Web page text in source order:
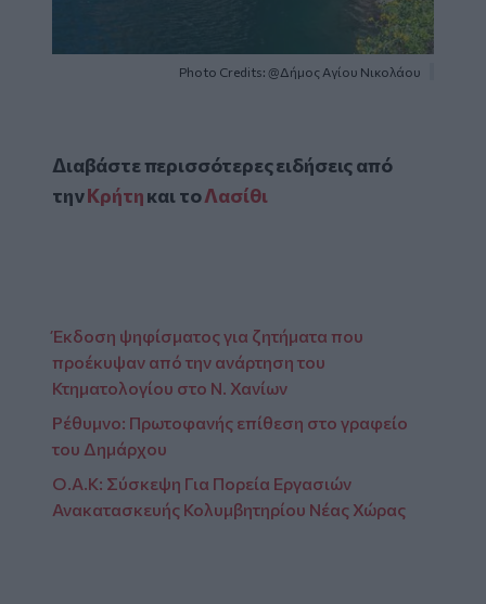
Photo Credits: @Δήμος Αγίου Νικολάου
Διαβάστε περισσότερες ειδήσεις από
τηνΚρήτηκαι τοΛασίθι
Έκδοση ψηφίσματος για ζητήματα που
προέκυψαν από την ανάρτηση του
Κτηματολογίου στο Ν. Χανίων
Ρέθυμνο: Πρωτοφανής επίθεση στο γραφείο
του Δημάρχου
Ο.Α.Κ: Σύσκεψη Για Πορεία Εργασιών
Ανακατασκευής Κολυμβητηρίου Νέας Χώρας